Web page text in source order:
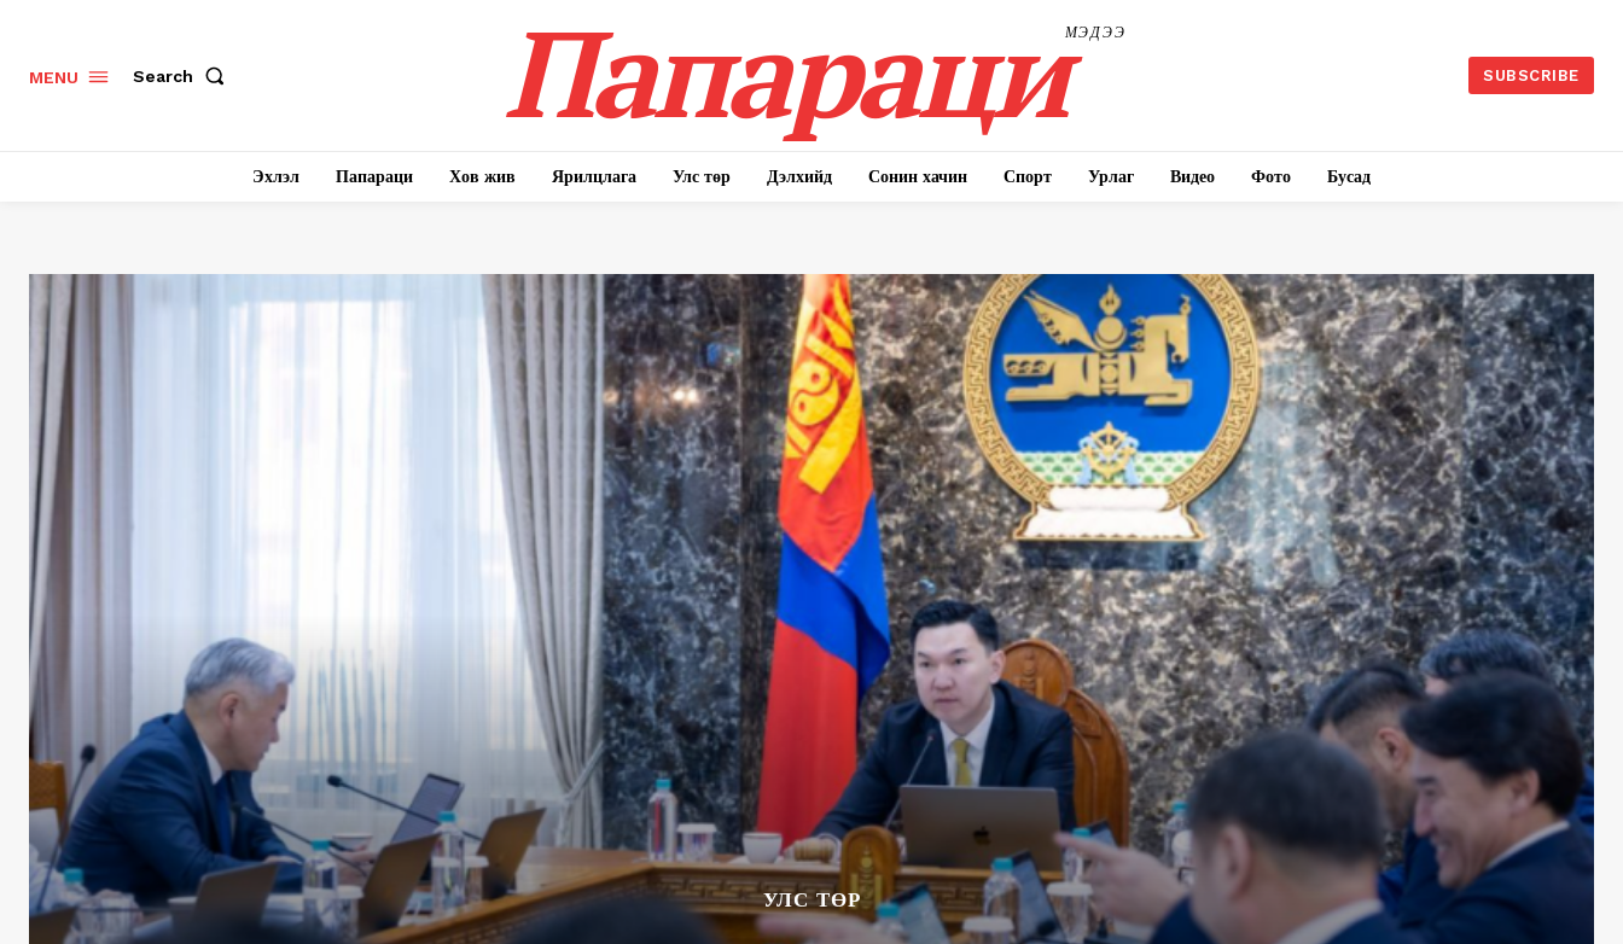
MENU Search ПапарациМЭДЭЭ
SUBSCRIBE
Эхлэл Папараци Хов жив Ярилцлага Улс төр Дэлхийд Сонин хачин Спорт Урлаг Видео Фото Бусад
УЛС ТӨР